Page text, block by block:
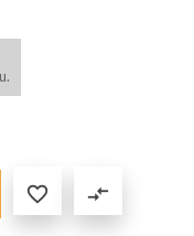
 compare_arrows